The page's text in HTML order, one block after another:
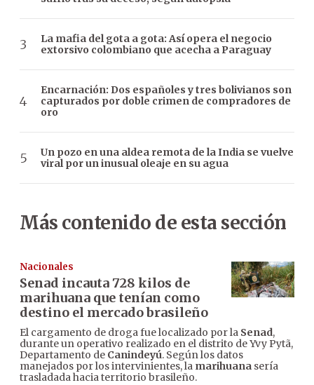
La mafia del gota a gota: Así opera el negocio
extorsivo colombiano que acecha a Paraguay
Encarnación: Dos españoles y tres bolivianos son
capturados por doble crimen de compradores de
oro
Un pozo en una aldea remota de la India se vuelve
viral por un inusual oleaje en su agua
Más contenido de esta sección
Nacionales
Senad incauta 728 kilos de
marihuana que tenían como
destino el mercado brasileño
El cargamento de droga fue localizado por la Senad,
durante un operativo realizado en el distrito de Yvy Pytã,
Departamento de Canindeyú. Según los datos
manejados por los intervinientes, la marihuana sería
trasladada hacia territorio brasileño.